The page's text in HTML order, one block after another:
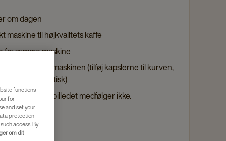
om dagen
maskine til højkvalitets kaffe
fra samme maskine
ved køb af maskinen (tilføj kapslerne til kurven,
automatisk)
produkter på billedet medfølger ikke.
functions
for
and set your
protection
access. By
om dit